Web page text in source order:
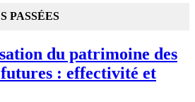
PASSÉES
du patrimoine des
: effectivité et